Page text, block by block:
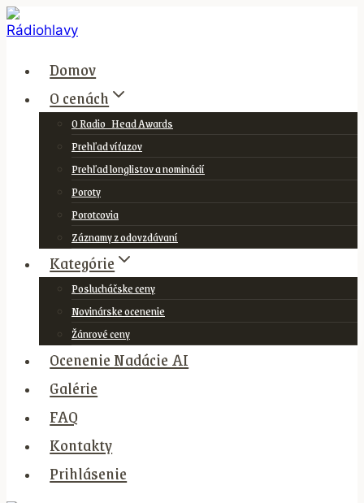
Skip
to
Domov
O cenách
O Radio_Head Awards
Prehľad víťazov
Prehľad longlistov a nominácií
Poroty
Porotcovia
Záznamy z odovzdávaní
Kategórie
Poslucháčske ceny
Novinárske ocenenie
Žánrové ceny
Ocenenie Nadácie AI
Galérie
FAQ
Kontakty
Prihlásenie